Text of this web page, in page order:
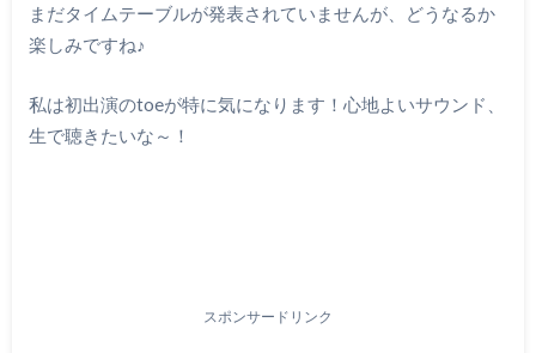
まだタイムテーブルが発表されていませんが、どうなるか
楽しみですね♪
私は初出演のtoeが特に気になります！心地よいサウンド、
生で聴きたいな～！
スポンサードリンク